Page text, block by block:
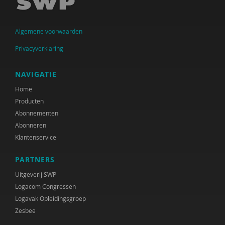
Arwen Hoogenbosch
Jos van der Horst
Verwey-Jonker Instituut
Ministeries van Justitie en Veiligheid &
Paul Kop
Christa Nieuwboer
Rianne van der Aa
Joline Verloove
Susan de Vries
Algemene voorwaarden
Privacyverklaring
NAVIGATIE
Home
Producten
Abonnementen
Abonneren
Klantenservice
PARTNERS
Uitgeverij SWP
Logacom Congressen
Logavak Opleidingsgroep
Zesbee